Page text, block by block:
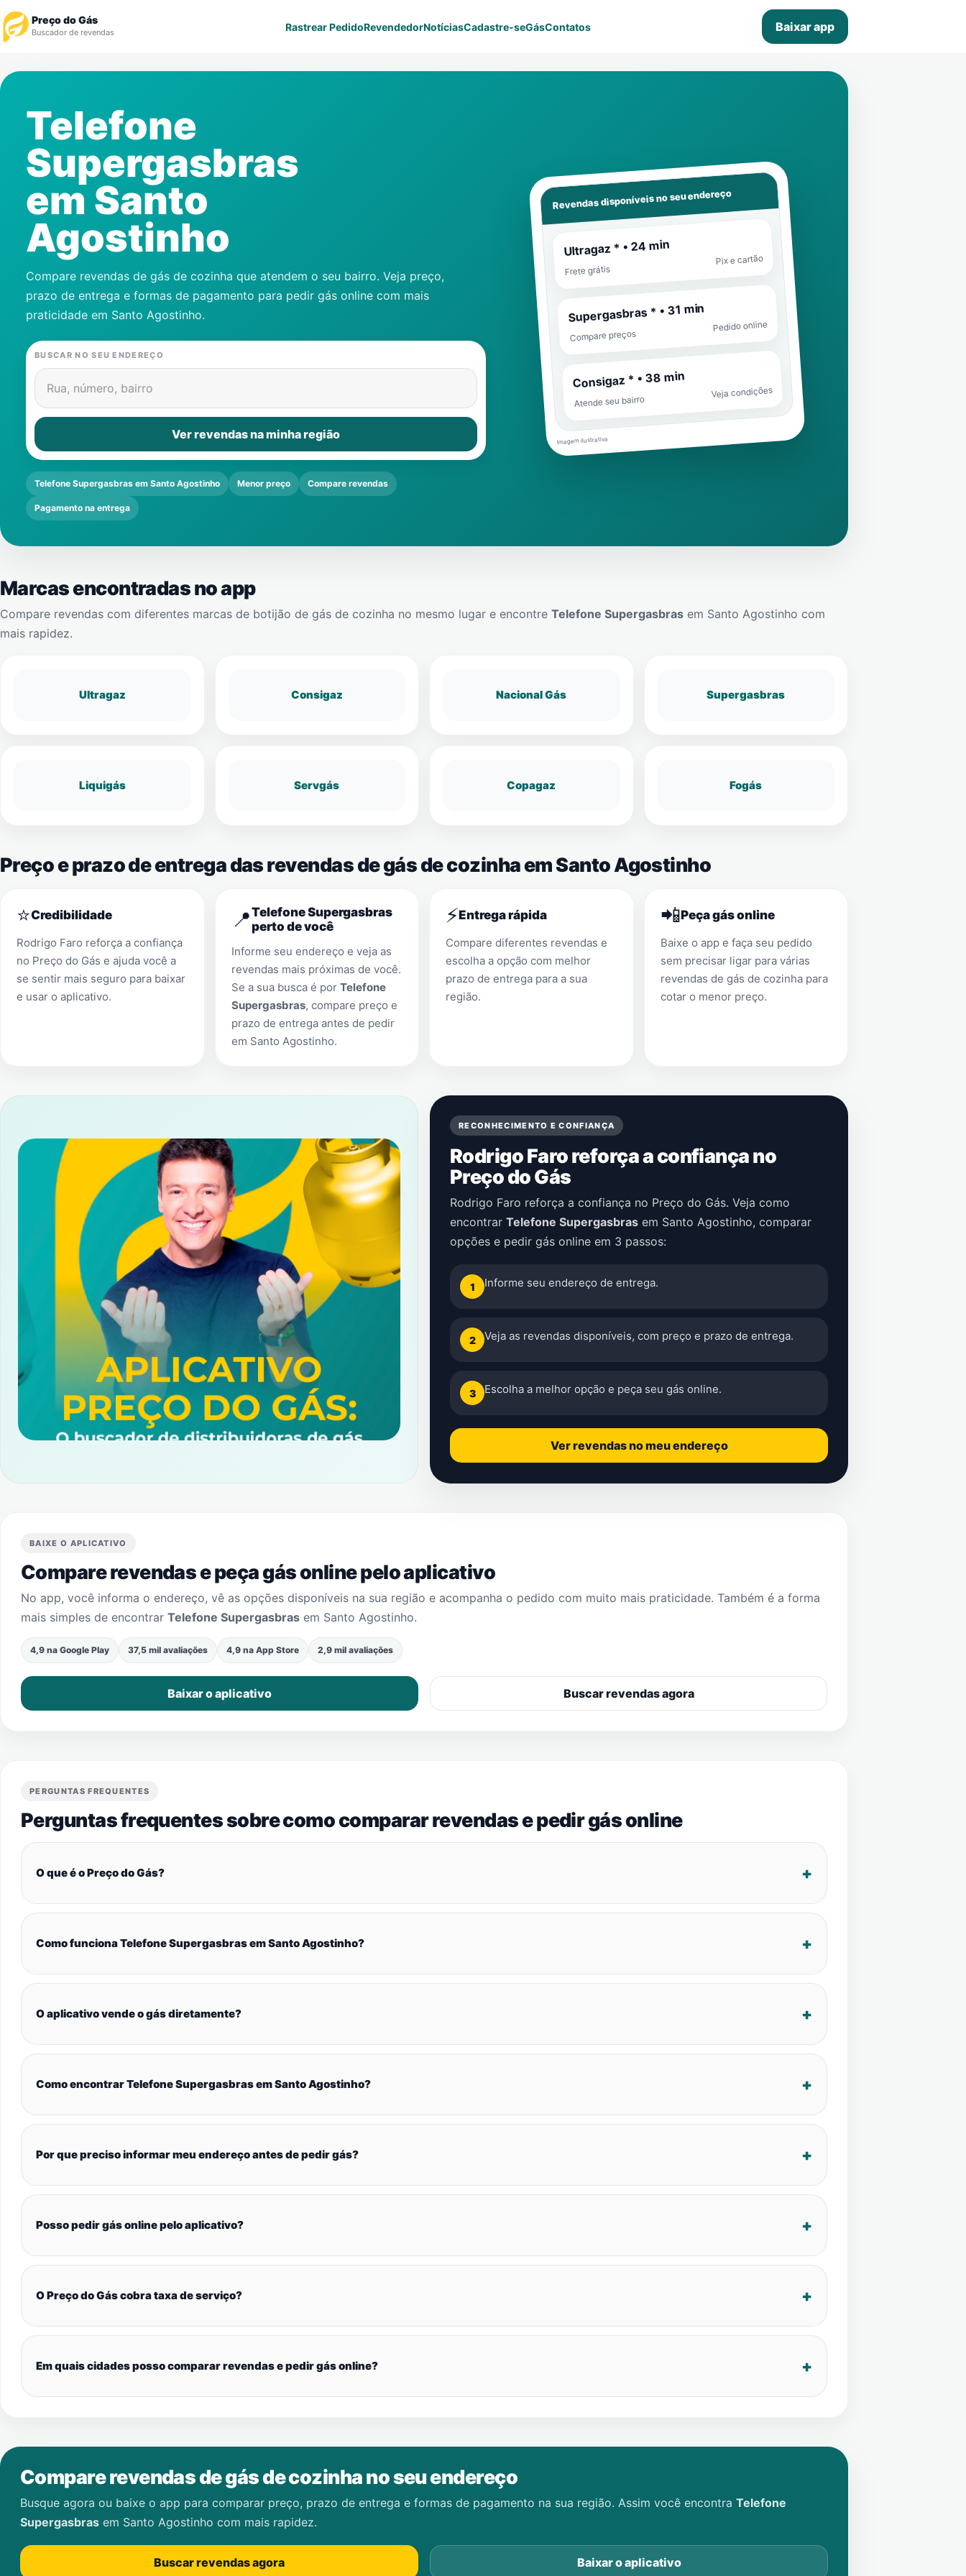
Preço do Gás
Buscador de revendas Rastrear PedidoRevendedorNotíciasCadastre-seGásContatos Baixar app
Revendedor
Notícias
Cadastre-se
Gás
Telefone
Supergasbras
emSanto
Agostinho
Compare revendas de gás de cozinha que atendem o seu bairro. Veja preço,
prazo de entrega e formas de pagamento para pedir gás online com mais
praticidade em Santo Agostinho.
BUSCAR NO SEU ENDEREÇO
Rua, número, bairro
Ver revendas na minha região
Telefone Supergasbras em Santo Agostinho Menor preço Compare revendas
Pagamento na entrega
Revendas disponíveis no seu endereço
Ultragaz * • 24 min
Frete grátis
Pix e cartão
Supergasbras * • 31 min
Compare preços
Pedido online
Consigaz * • 38 min
Atende seu bairro
Veja condições
Imagem ilustrativa
Marcas encontradas no app
Compare revendas com diferentes marcas de botijão de gás de cozinha no mesmo lugar e encontre Telefone Supergasbras em Santo Agostinho com
mais rapidez.
Ultragaz Consigaz Nacional Gás Supergasbras
Liquigás Servgás Copagaz Fogás
Preço e prazo de entrega das revendas de gás de cozinha em Santo Agostinho
⭐Credibilidade
Rodrigo Faro reforça a confiança
no Preço do Gás e ajuda você a
se sentir mais seguro para baixar
e usar o aplicativo.
📍Telefone Supergasbras
perto de você
Informe seu endereço e veja as
revendas mais próximas de você.
Se a sua busca é por Telefone
Supergasbras, compare preço e
prazo de entrega antes de pedir
em Santo Agostinho.
⚡Entrega rápida
Compare diferentes revendas e
escolha a opção com melhor
prazo de entrega para a sua
região.
📲Peça gás online
Baixe o app e faça seu pedido
sem precisar ligar para várias
revendas de gás de cozinha para
cotar o menor preço.
RECONHECIMENTO E CONFIANÇA
Rodrigo Faro reforça a confiança no
Preço do Gás
Rodrigo Faro reforça a confiança no Preço do Gás. Veja como
encontrar Telefone Supergasbras em Santo Agostinho, comparar
opções e pedir gás online em 3 passos:
1 Informe seu endereço de entrega.
2 Veja as revendas disponíveis, com preço e prazo de entrega.
3 Escolha a melhor opção e peça seu gás online.
Ver revendas no meu endereço
BAIXE O APLICATIVO
Compare revendas e peça gás online pelo aplicativo
No app, você informa o endereço, vê as opções disponíveis na sua região e acompanha o pedido com muito mais praticidade. Também é a forma
mais simples de encontrar Telefone Supergasbras em Santo Agostinho.
4,9 na Google Play 37,5 mil avaliações 4,9 na App Store 2,9 mil avaliações
Baixar o aplicativo Buscar revendas agora
PERGUNTAS FREQUENTES
Perguntas frequentes sobre como comparar revendas e pedir gás online
O que é o Preço do Gás?
Como funciona Telefone Supergasbras em Santo Agostinho?
O aplicativo vende o gás diretamente?
Como encontrar Telefone Supergasbras em Santo Agostinho?
Por que preciso informar meu endereço antes de pedir gás?
Posso pedir gás online pelo aplicativo?
O Preço do Gás cobra taxa de serviço?
Em quais cidades posso comparar revendas e pedir gás online?
Compare revendas de gás de cozinha no seu endereço
Busque agora ou baixe o app para comparar preço, prazo de entrega e formas de pagamento na sua região. Assim você encontra Telefone
Supergasbras em Santo Agostinho com mais rapidez.
Buscar revendas agora Baixar o aplicativo